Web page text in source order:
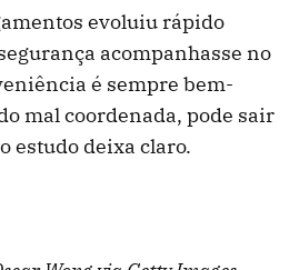
evoluiu rápido
acompanhasse no
é sempre bem-
mal coordenada, pode sair
estudo deixa claro.